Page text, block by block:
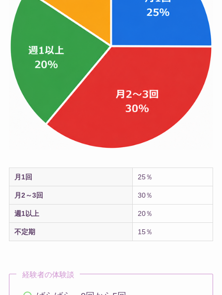
月1回 25％
月2～3回 30％
週1以上 20％
不定期 15％
経験者の体験談